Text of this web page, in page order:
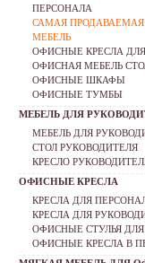
ПЕРСОНАЛА
САМАЯ
МЕБЕЛЬ
ОФИСНЫЕ КРЕСЛА
ОФИСНАЯ МЕБЕЛЬ
ОФИСНЫЕ ШКАФЫ
ОФИСНЫЕ ТУМБЫ
МЕБЕЛЬ ДЛЯ
МЕБЕЛЬ ДЛЯ
СТОЛ РУКОВОДИТЕЛЯ
КРЕСЛО
ОФИСНЫЕ КРЕСЛА
КРЕСЛА ДЛЯ
КРЕСЛА ДЛЯ
ОФИСНЫЕ СТУЛЬЯ
ОФИСНЫЕ КРЕСЛА В